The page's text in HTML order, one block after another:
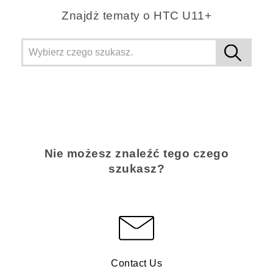
Znajdż tematy o HTC U11+
Nie możesz znaleźć tego czego
szukasz?
Contact Us